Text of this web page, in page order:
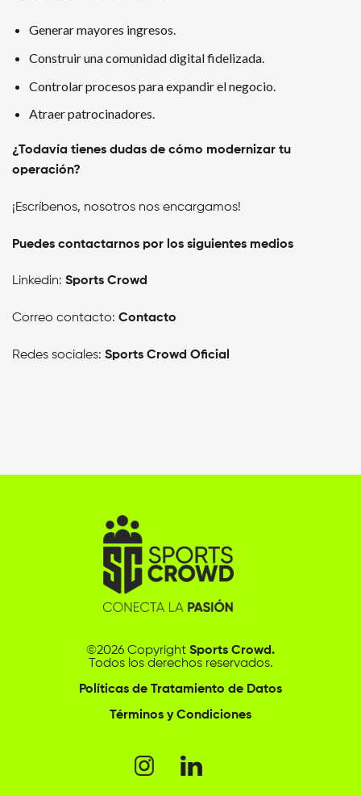
Generar mayores ingresos.
Construir una comunidad digital fidelizada.
Controlar procesos para expandir el negocio.
Atraer patrocinadores.
¿Todavía tienes dudas de cómo modernizar tu
operación?
¡Escríbenos, nosotros nos encargamos!
Puedes contactarnos por los siguientes medios
Linkedin: Sports Crowd
Correo contacto: Contacto
Redes sociales: Sports Crowd Oficial
©2026 Copyright Sports Crowd.
Todos los derechos reservados.
Políticas de Tratamiento de Datos
Términos y Condiciones